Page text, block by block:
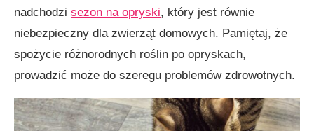
nadchodzi sezon na opryski, który jest równie
niebezpieczny dla zwierząt domowych. Pamiętaj, że
spożycie różnorodnych roślin po opryskach,
prowadzić może do szeregu problemów zdrowotnych.